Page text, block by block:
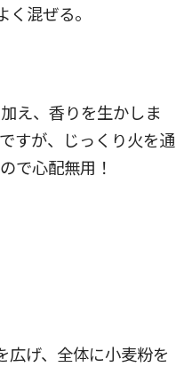
混ぜる。
え、香りを生かしま
すが、じっくり火を通
で心配無用！
広げ、全体に小麦粉を